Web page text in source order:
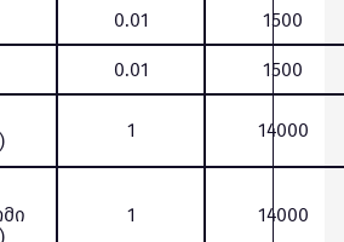
0.01 1500
0.01 1500
1 14000
1 14000